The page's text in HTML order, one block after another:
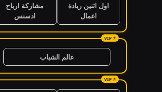
اول اثنين ريادة
اعمال
مشاركة ارباح
ادسنس
عالم الشباب